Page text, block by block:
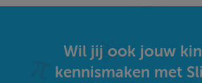
Wil jij ook jouw
kennismaken met